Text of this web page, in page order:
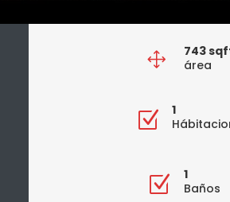
1
743
área
Z
1
Z
1
Baños